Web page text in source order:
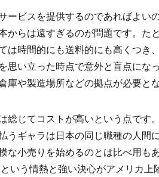
ービスを提供するのであればよい
からは遠すぎるのが問題です。
は時間的にも送料的にも高くつき
思い立った時点で意外と盲点に
庫や製造場所などの拠点が必要とな
総じてコストが高いという点です
うギャラは日本の同じ職種の人間
な小売りを始めるのとは比べ用も
いう情熱と強い決心がアメリカ上